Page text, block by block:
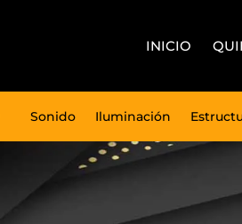
INICIO
Sonido Iluminación